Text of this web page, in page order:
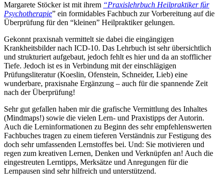
Margarete Stöcker ist mit ihrem “Praxislehrbuch Heilpraktiker für
Psychotherapie” ein formidables Fachbuch zur Vorbereitung auf die
Überprüfung für den “kleinen” Heilpraktiker gelungen.
Gekonnt praxisnah vermittelt sie dabei die eingängigen
Krankheitsbilder nach ICD-10. Das Lehrbuch ist sehr übersichtlich
und strukturiert aufgebaut, jedoch fehlt es hier und da an stofflicher
Tiefe. Jedoch ist es in Verbindung mit der einschlägigen
Prüfungsliteratur (Koeslin, Ofenstein, Schneider, Lieb) eine
wunderbare, praxisnahe Ergänzung – auch für die spannende Zeit
nach der Überprüfung!
Sehr gut gefallen haben mir die grafische Vermittlung des Inhaltes
(Mindmaps!) sowie die vielen Lern- und Praxistipps der Autorin.
Auch die Lerninformationen zu Beginn des sehr empfehlenswerten
Fachbuches tragen zu einem tieferen Verständnis zur Festigung des
doch sehr umfassenden Lernstoffes bei. Und: Sie motivieren und
regen zum kreativen Lernen, Denken und Verknüpfen an! Auch die
eingestreuten Lerntipps, Merksätze und Anregungen für die
Lernpausen sind sehr hilfreich und unterstützend.